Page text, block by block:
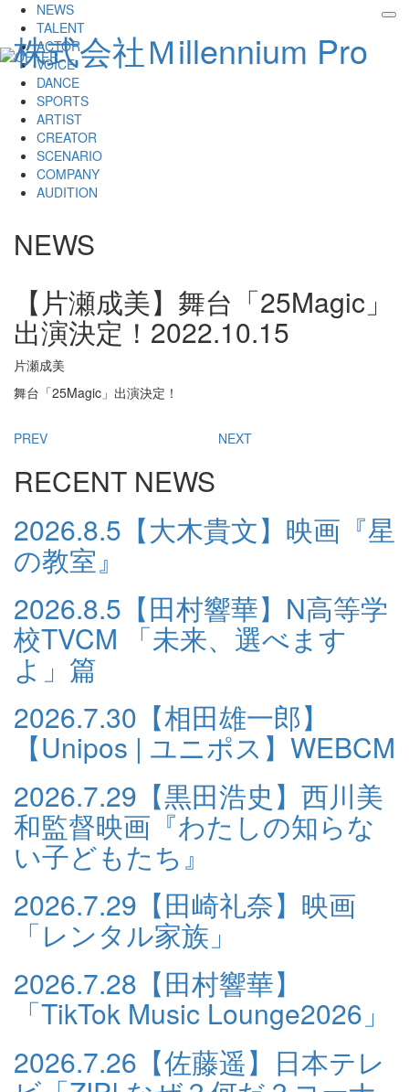
株式会社Ｍillennium Pro
NEWS
TALENT
ACTOR
VOICE
DANCE
SPORTS
ARTIST
CREATOR
SCENARIO
COMPANY
AUDITION
NEWS
【片瀬成美】舞台「25Magic」
出演決定！ 2022.10.15
片瀬成美
舞台「25Magic」出演決定！
PREV NEXT
RECENT NEWS
2026.8.5 【大木貴文】映画『星
の教室』
2026.8.5 【田村響華】N高等学
校TVCM 「未来、選べます
よ」篇
2026.7.30 【相田雄一郎】
【Unipos | ユニポス】WEBCM
2026.7.29 【黒田浩史】西川美
和監督映画『わたしの知らな
い子どもたち』
2026.7.29 【田崎礼奈】映画
「レンタル家族」
2026.7.28 【田村響華】
「TikTok Music Lounge2026」
2026.7.26 【佐藤遥】日本テレ